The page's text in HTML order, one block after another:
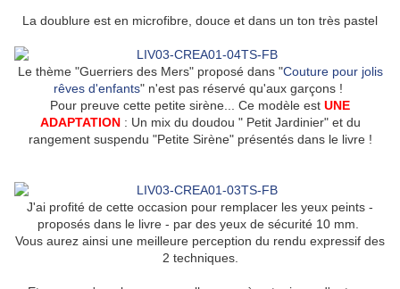
La doublure est en microfibre, douce et dans un ton très pastel
Le thème "Guerriers des Mers" proposé dans "Couture pour jolis
rêves d'enfants" n'est pas réservé qu'aux garçons !
Pour preuve cette petite sirène... Ce modèle est UNE
ADAPTATION: Un mix du doudou " Petit Jardinier" et du
rangement suspendu "Petite Sirène" présentés dans le livre !
J'ai profité de cette occasion pour remplacer les yeux peints -
proposés dans le livre - par des yeux de sécurité 10 mm.
Vous aurez ainsi une meilleure perception du rendu expressif des
2 techniques.